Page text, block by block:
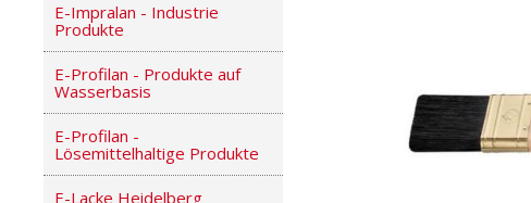
E-Impralan - Industrie
Produkte
E-Profilan - Produkte auf
Wasserbasis
E-Profilan -
Lösemittelhaltige Produkte
E-Lacke Heidelberg